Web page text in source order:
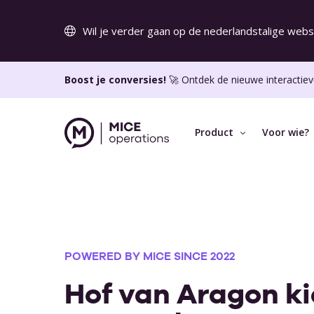
Wil je verder gaan op de nederlandstalige
Boost je conversies! 🚀 Ontdek de nieuwe
Product
Online aanvraagmodule
Interactieve offertes
Voor wie?
Over ons
Werken bij
POWERED BY MICE SINCE 2022
Hof van Aragon